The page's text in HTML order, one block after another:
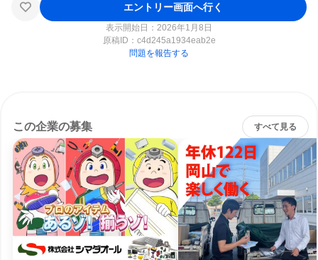
エントリー画面へ行く
表示開始日：2026年1月8日
原稿ID： c4d245a1934eab2e
問題を報告する
この企業の募集 すべて見る